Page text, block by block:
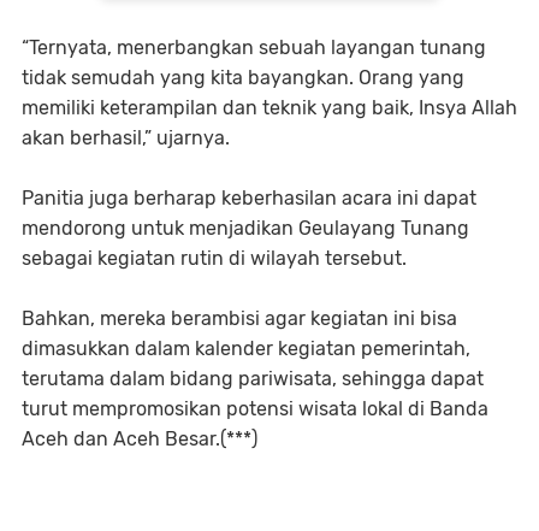
“Ternyata, menerbangkan sebuah layangan tunang
tidak semudah yang kita bayangkan. Orang yang
memiliki keterampilan dan teknik yang baik, Insya Allah
akan berhasil,” ujarnya.
Panitia juga berharap keberhasilan acara ini dapat
mendorong untuk menjadikan Geulayang Tunang
sebagai kegiatan rutin di wilayah tersebut.
Bahkan, mereka berambisi agar kegiatan ini bisa
dimasukkan dalam kalender kegiatan pemerintah,
terutama dalam bidang pariwisata, sehingga dapat
turut mempromosikan potensi wisata lokal di Banda
Aceh dan Aceh Besar.(***)